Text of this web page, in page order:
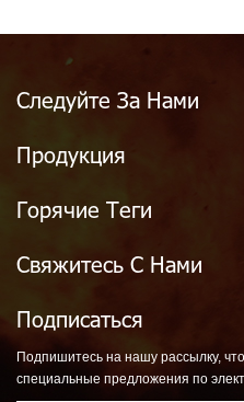
Следуйте За Нами
Продукция
Горячие Теги
Свяжитесь С Нами
Подписаться
Подпишитесь на нашу рассылку,
специальные предложения по